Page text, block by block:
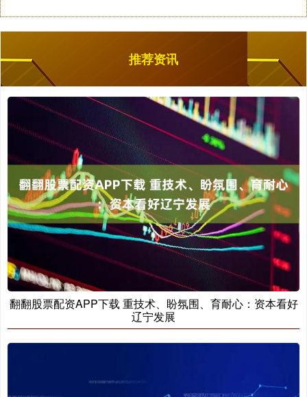
推荐资讯
翻翻股票配资APP下载 重技术、盼氛围、育耐心：资本看好
辽宁发展